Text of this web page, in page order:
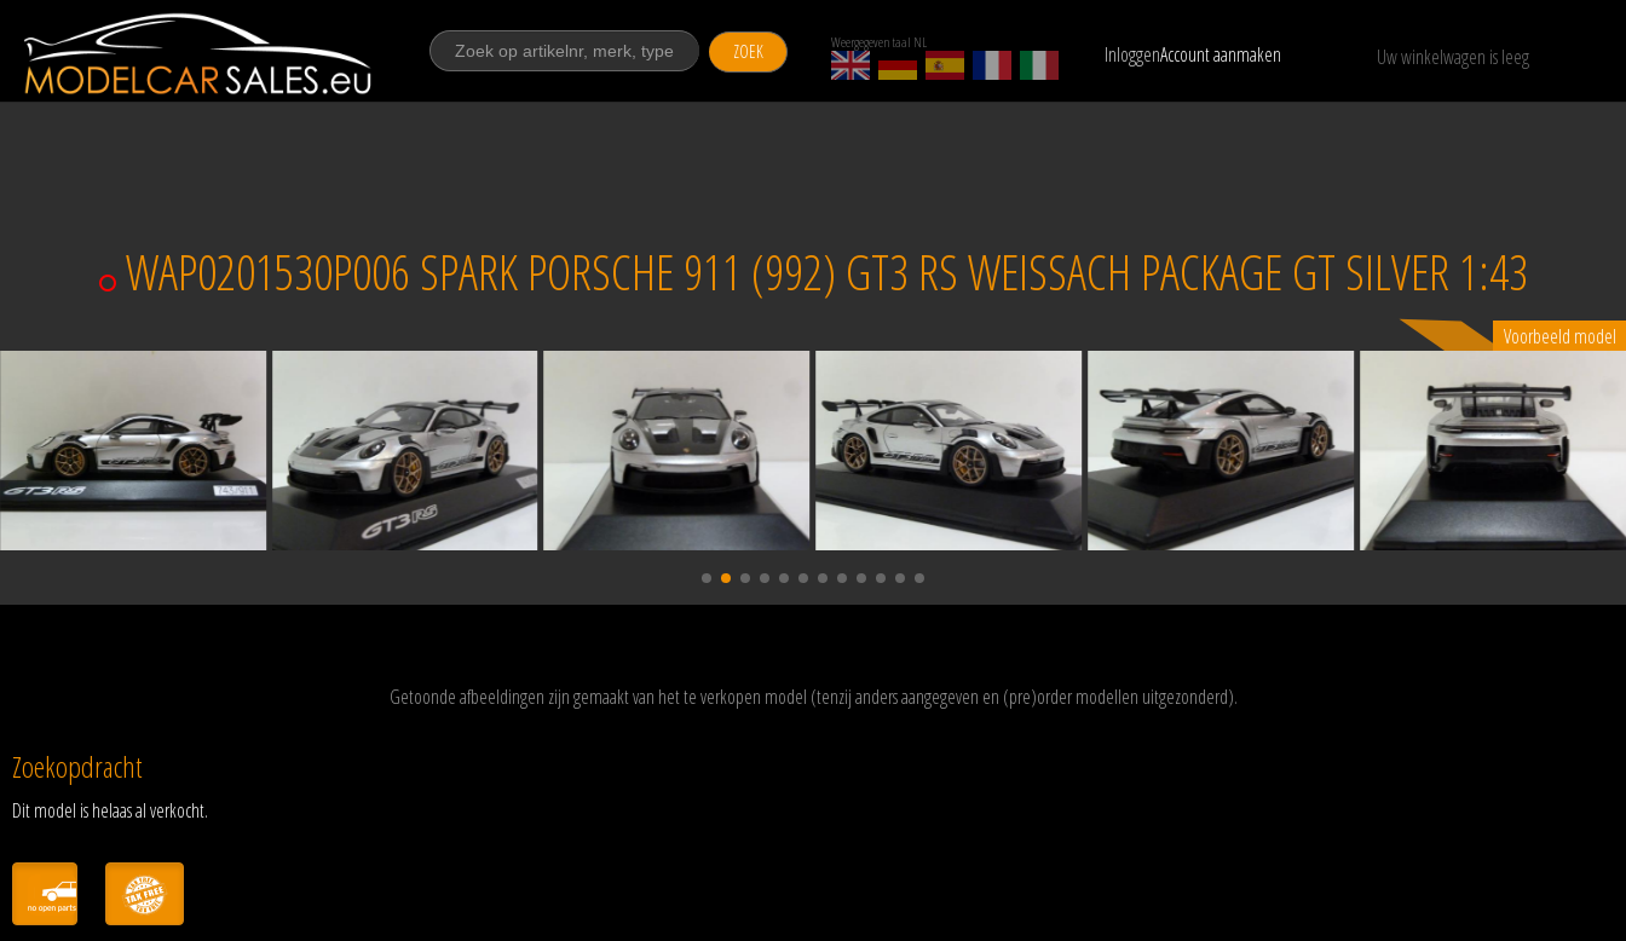
ZOEK Weergegeven taal NL InloggenAccount aanmaken Uw winkelwagen is leeg
Toon alleen beschikbare modellen WISSEN
WAP0201530P006 SPARK PORSCHE 911 (992) GT3 RS WEISSACH PACKAGE GT SILVER 1:43
Voorbeeld model
Verkocht
Getoonde afbeeldingen zijn gemaakt van het te verkopen model (tenzij anders aangegeven en (pre)order modellen uitgezonderd).
Zoekopdracht
Dit model is helaas al verkocht.